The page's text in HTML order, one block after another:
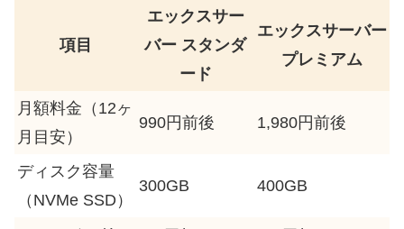
項目
エックスサー
バー スタンダ
ード
エックスサーバー
プレミアム
月額料金（12ヶ
月目安）
990円前後 1,980円前後
ディスク容量
（NVMe SSD）
300GB 400GB